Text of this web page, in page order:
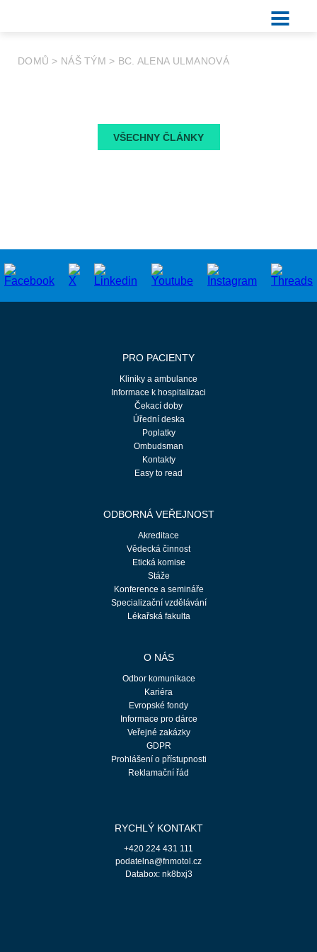
DOMŮ > NÁŠ TÝM > BC. ALENA ULMANOVÁ
VŠECHNY ČLÁNKY
PRO PACIENTY
Kliniky a ambulance
Informace k hospitalizaci
Čekací doby
Úřední deska
Poplatky
Ombudsman
Kontakty
Easy to read
ODBORNÁ VEŘEJNOST
Akreditace
Vědecká činnost
Etická komise
Stáže
Konference a semináře
Specializační vzdělávání
Lékařská fakulta
O NÁS
Odbor komunikace
Kariéra
Evropské fondy
Informace pro dárce
Veřejné zakázky
GDPR
Prohlášení o přístupnosti
Reklamační řád
RYCHLÝ KONTAKT
+420 224 431 111
podatelna@fnmotol.cz
Databox: nk8bxj3